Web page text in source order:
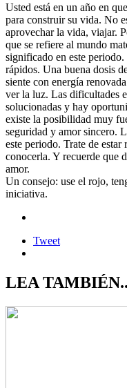
Usted está en un año en
para construir su vida. No
aprovechar la vida, viajar.
que se refiere al mundo
significado en este
rápidos. Una buena dosis
siente con energía
ver la luz. Las dificultades
solucionadas y hay
existe la posibilidad muy
seguridad y amor sincero.
este periodo. Trate de estar
conocerla. Y recuerde que
amor.
Un consejo: use el rojo,
iniciativa.
Tweet
LEA